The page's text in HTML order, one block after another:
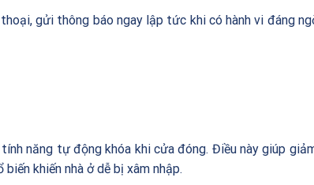
gửi thông báo ngay lập tức khi có hành vi đáng
năng tự động khóa khi cửa đóng. Điều này giúp
khiến nhà ở dễ bị xâm nhập.